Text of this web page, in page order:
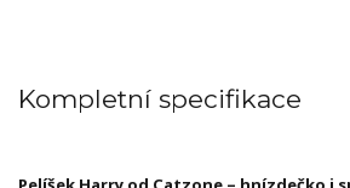
Kompletní specifikace